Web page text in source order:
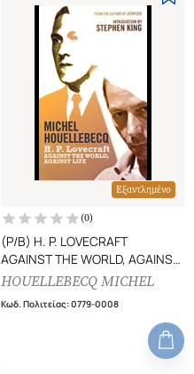
Εξαντλημένο
(0)
(P/B) H. P. LOVECRAFT
AGAINST THE WORLD, AGAINST
LIFE
HOUELLEBECQ MICHEL
Κωδ. Πολιτείας:0779-0008